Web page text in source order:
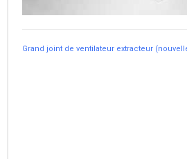
Grand joint de ventilateur extracteur